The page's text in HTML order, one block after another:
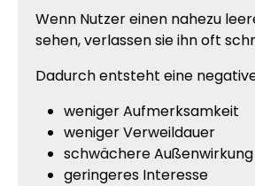
Wenn Nutzer einen nahezu
sehen, verlassen sie ihn oft
Dadurch entsteht eine
weniger Aufmerksamkeit
weniger Verweildauer
schwächere Außenwirkung
geringeres Interesse